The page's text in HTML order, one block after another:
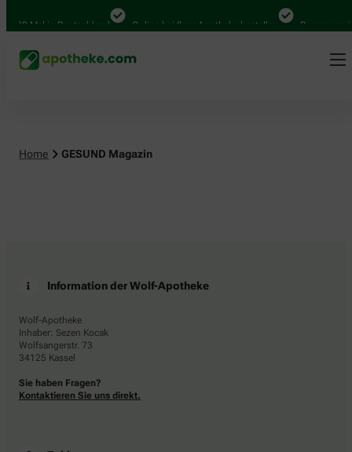
4.000 Mal in Deutschland Online bei Ihrer Apotheke bestellen Bequem
Home GESUND Magazin
Information der Wolf-Apotheke
Wolf-Apotheke
Inhaber: Sezen Kocak
Wolfsangerstr. 73
34125 Kassel
Sie haben Fragen?
Kontaktieren Sie uns direkt.